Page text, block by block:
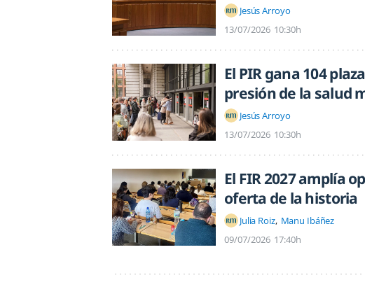
Jesús Arroyo
13/07/2026 10:30h
El PIR gana 104
presión de la salud
Jesús Arroyo
13/07/2026 10:30h
El FIR 2027 amplía
oferta de la historia
Julia Roiz Manu Ibáñez
09/07/2026 17:40h